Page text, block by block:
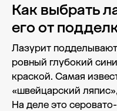
Как выбрать
его от
Лазурит
ровный глубокий
краской. Самая
«швейцарский
На деле это